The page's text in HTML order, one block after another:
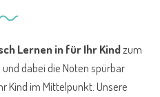
Lernen in für Ihr Kindzum
dabei die Noten spürbar
Kind im Mittelpunkt. Unsere